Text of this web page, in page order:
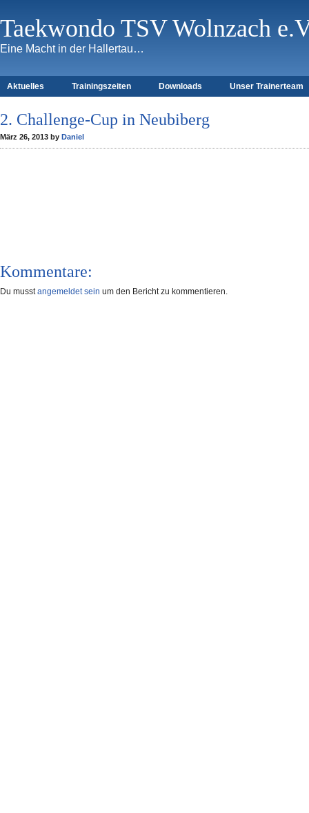
Taekwondo TSV Wolnzach
Eine Macht in der Hallertau…
Aktuelles Trainingszeiten Downloads Unser Trainerteam
2. Challenge-Cup in Neubiberg
März 26, 2013 by Daniel
Kommentare:
Du musstangemeldet sein um den Bericht zu kommentieren.